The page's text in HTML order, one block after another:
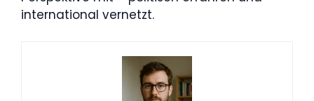
international vernetzt.